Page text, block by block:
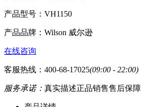
产品型号： VH1150
产品品牌： Wilson 威尔逊
在线咨询
客服热线：400-68-17025(09:00 - 22:00)
服务承诺： 真实描述正品销售售后保障